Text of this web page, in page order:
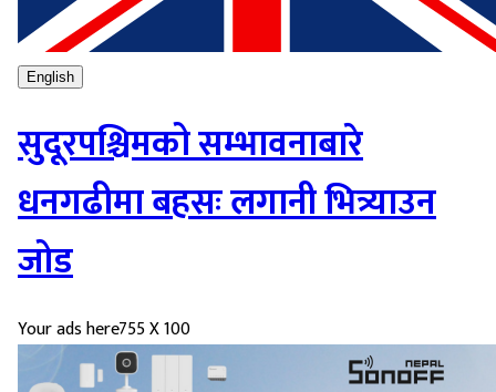
English
सुदूरपश्चिमको सम्भावनाबारे
धनगढीमा बहसः लगानी भित्र्याउन
जोड
Your ads here755 X 100